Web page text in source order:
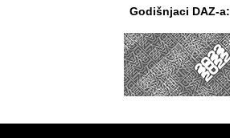
Godišnjaci DAZ-a: